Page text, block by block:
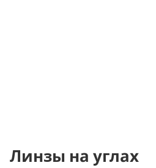
Линзы на углах